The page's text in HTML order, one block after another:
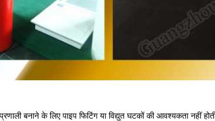
बनाने के लिए पाइप फिटिंग या विद्युत घटकों की आवश्यकता नहीं